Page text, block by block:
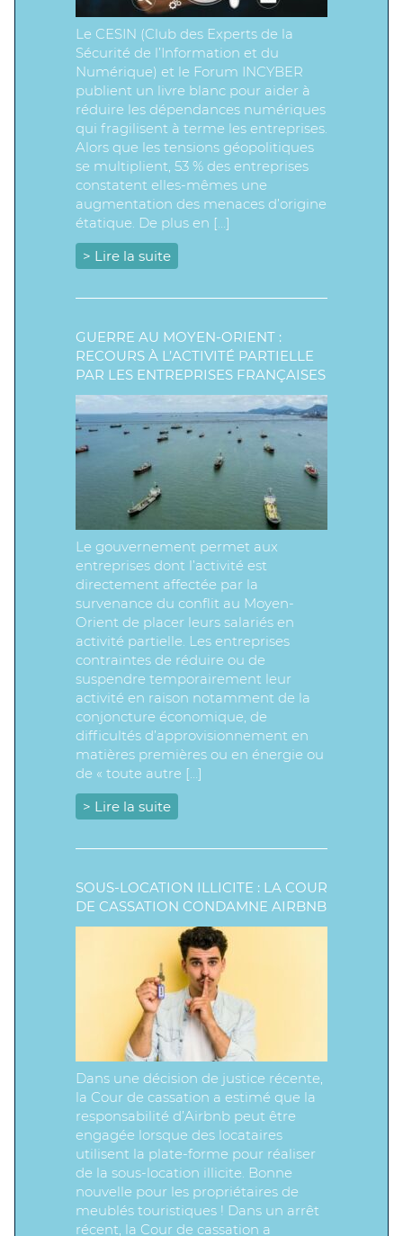
Le CESIN (Club des Experts de la
Sécurité de l’Information et du
Numérique) et le Forum INCYBER
publient un livre blanc pour aider à
réduire les dépendances numériques
qui fragilisent à terme les entreprises.
Alors que les tensions géopolitiques
se multiplient, 53 % des entreprises
constatent elles-mêmes une
augmentation des menaces d’origine
étatique. De plus en […]
> Lire la suite
GUERRE AU MOYEN-ORIENT :
RECOURS À L’ACTIVITÉ PARTIELLE
PAR LES ENTREPRISES FRANÇAISES
Le gouvernement permet aux
entreprises dont l’activité est
directement affectée par la
survenance du conflit au Moyen-
Orient de placer leurs salariés en
activité partielle. Les entreprises
contraintes de réduire ou de
suspendre temporairement leur
activité en raison notamment de la
conjoncture économique, de
difficultés d’approvisionnement en
matières premières ou en énergie ou
de « toute autre […]
> Lire la suite
SOUS-LOCATION ILLICITE : LA COUR
DE CASSATION CONDAMNE AIRBNB
Dans une décision de justice récente,
la Cour de cassation a estimé que la
responsabilité d’Airbnb peut être
engagée lorsque des locataires
utilisent la plate-forme pour réaliser
de la sous-location illicite. Bonne
nouvelle pour les propriétaires de
meublés touristiques ! Dans un arrêt
récent, la Cour de cassation a